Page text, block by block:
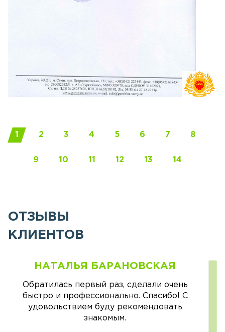
1 2 3 4 5 6 7 8
9 10 11 12 13 14
ОТЗЫВЫ
КЛИЕНТОВ
НАТАЛЬЯ БАРАНОВСКАЯ
Обратилась первый раз, сделали очень
быстро и профессионально. Спасибо! С
удовольствием буду рекомендовать
знакомым.